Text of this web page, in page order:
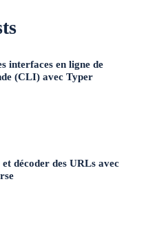
interfaces en ligne de
(CLI) avec Typer
décoder des URLs avec